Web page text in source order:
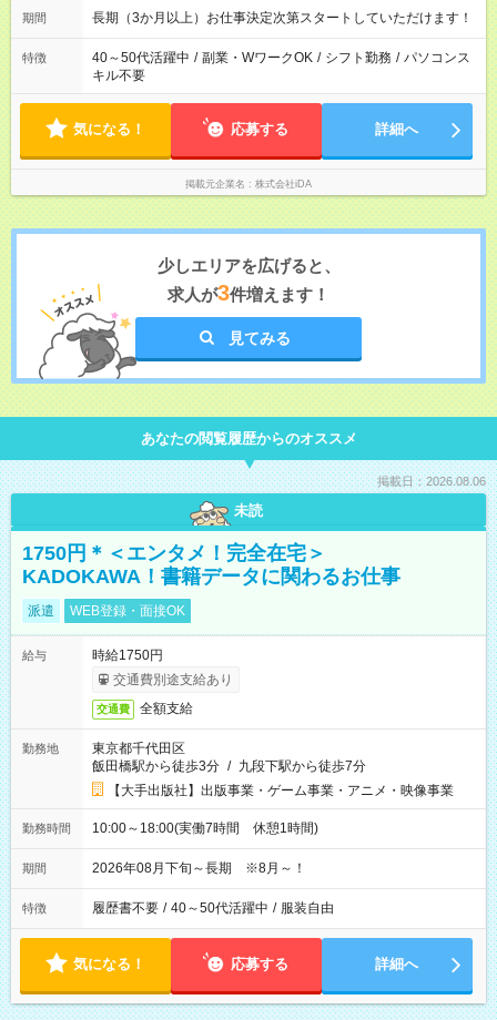
期間 長期（3か月以上）お仕事決定次第スタートしていただけます！
特徴 40～50代活躍中 / 副業・WワークOK / シフト勤務 / パソコンス
キル不要
気になる！ 応募する 詳細へ
掲載元企業名 株式会社iDA
少しエリアを広げると、
求人が3件増えます！
見てみる
あなたの閲覧履歴からのオススメ
掲載日：2026.08.06
未読
1750円＊＜エンタメ！完全在宅＞
KADOKAWA！書籍データに関わるお仕事
派遣 WEB登録・面接OK
給与
時給1750円
交通費別途支給あり
交通費 全額支給
勤務地
東京都千代田区
飯田橋駅から徒歩3分 / 九段下駅から徒歩7分
【大手出版社】出版事業・ゲーム事業・アニメ・映像事業
勤務時間 10:00～18:00(実働7時間 休憩1時間)
期間 2026年08月下旬～長期 ※8月～！
特徴 履歴書不要 / 40～50代活躍中 / 服装自由
気になる！ 応募する 詳細へ